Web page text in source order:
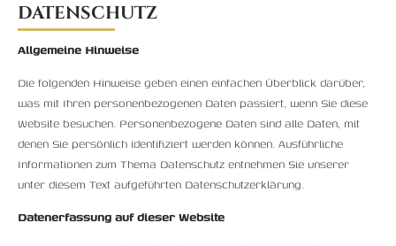
DATENSCHUTZ
Allgemeine Hinweise
Die folgenden Hinweise geben einen einfachen Überblick darüber,
was mit Ihren personenbezogenen Daten passiert, wenn Sie diese
Website besuchen. Personenbezogene Daten sind alle Daten, mit
denen Sie persönlich identifiziert werden können. Ausführliche
Informationen zum Thema Datenschutz entnehmen Sie unserer
unter diesem Text aufgeführten Datenschutzerklärung.
Datenerfassung auf dieser Website